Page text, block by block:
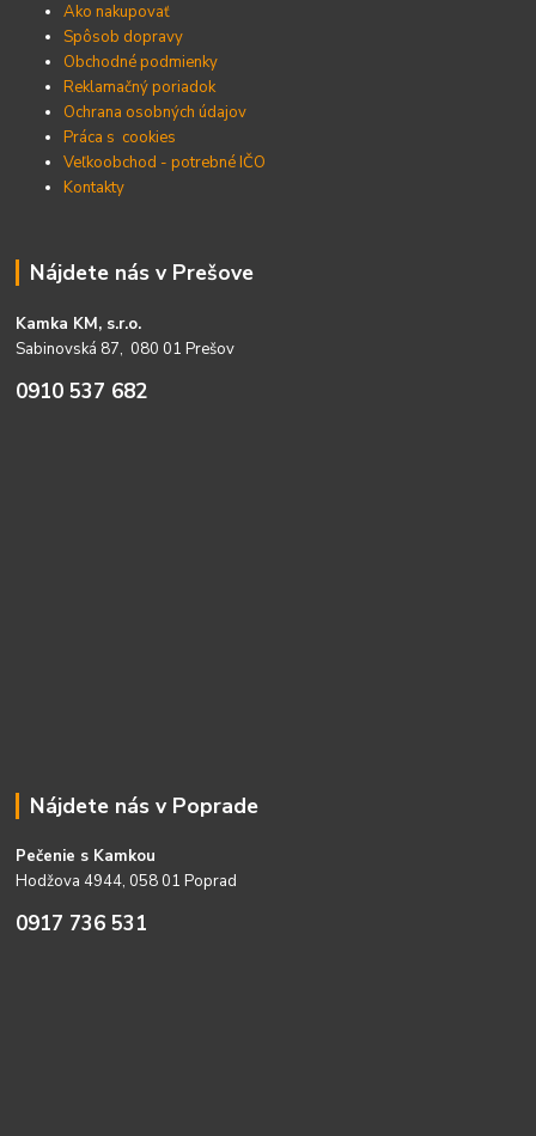
Ako nakupovať
Spôsob dopravy
Obchodné podmienky
Reklamačný poriadok
Ochrana osobných údajov
Práca s cookies
Veľkoobchod - potrebné IČO
Kontakty
Nájdete nás v Prešove
Kamka KM, s.r.o.
Sabinovská 87, 080 01 Prešov
0910 537 682
Nájdete nás v Poprade
Pečenie s Kamkou
Hodžova 4944, 058 01 Poprad
0917 736 531